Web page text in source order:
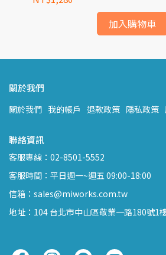
加入購物車
關於我們
關於我們 我的帳戶 退款政策 隱私政策
聯絡資訊
客服專線：02-8501-5552
客服時間：平日週一~週五 09:00-18:00
信箱：sales@miworks.com.tw
地址：104 台北市中山區敬業一路180號1